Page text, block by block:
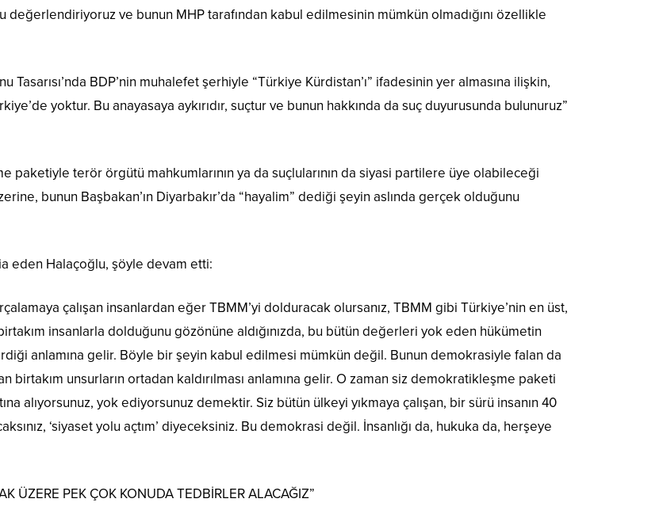
ve bunun MHP tarafından kabul edilmesinin mümkün olmadığını özellikle
BDP’nin muhalefet şerhiyle “Türkiye Kürdistan’ı” ifadesinin yer almasına ilişkin,
yoktur. Bu anayasaya aykırıdır, suçtur ve bunun hakkında da suç duyurusunda bulunuruz”
paketiyle terör örgütü mahkumlarının ya da suçlularının da siyasi partilere üye olabileceği
bunun Başbakan’ın Diyarbakır’da “hayalim” dediği şeyin aslında gerçek olduğunu
eden Halaçoğlu, şöyle devam etti:
çalışan insanlardan eğer TBMM’yi dolduracak olursanız, TBMM gibi Türkiye’nin en üst,
insanlarla dolduğunu gözönüne aldığınızda, bu bütün değerleri yok eden hükümetin
anlamına gelir. Böyle bir şeyin kabul edilmesi mümkün değil. Bunun demokrasiyle falan da
birtakım unsurların ortadan kaldırılması anlamına gelir. O zaman siz demokratikleşme paketi
alıyorsunuz, yok ediyorsunuz demektir. Siz bütün ülkeyi yıkmaya çalışan, bir sürü insanın 40
‘siyaset yolu açtım’ diyeceksiniz. Bu demokrasi değil. İnsanlığı da, hukuka da, herşeye
ÜZERE PEK ÇOK KONUDA TEDBİRLER ALACAĞIZ”